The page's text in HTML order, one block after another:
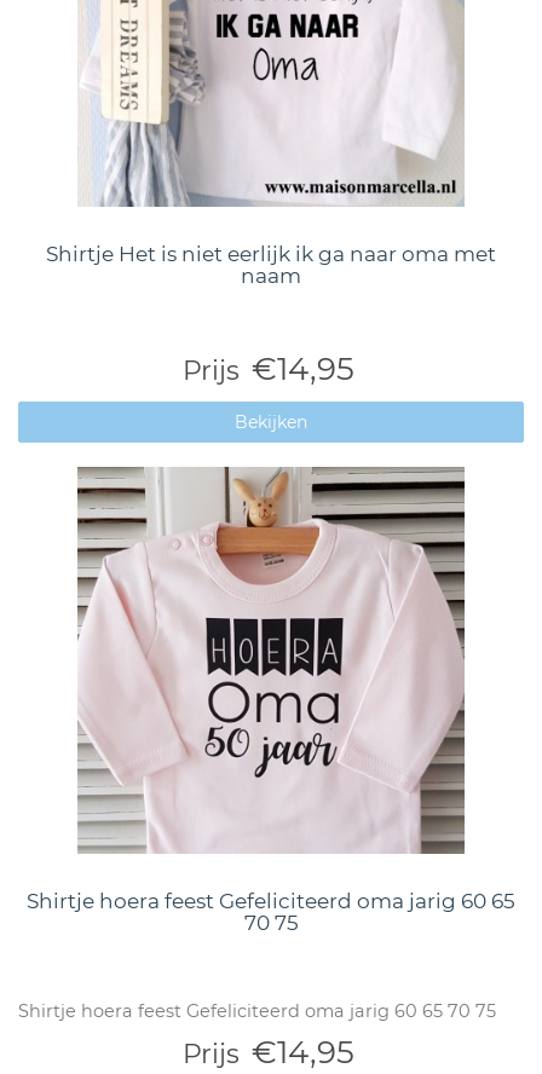
Shirtje Het is niet eerlijk ik ga naar oma met
naam
Prijs €14,95
Bekijken
Shirtje hoera feest Gefeliciteerd oma jarig 60 65
70 75
Shirtje hoera feest Gefeliciteerd oma jarig 60 65 70 75
Prijs €14,95